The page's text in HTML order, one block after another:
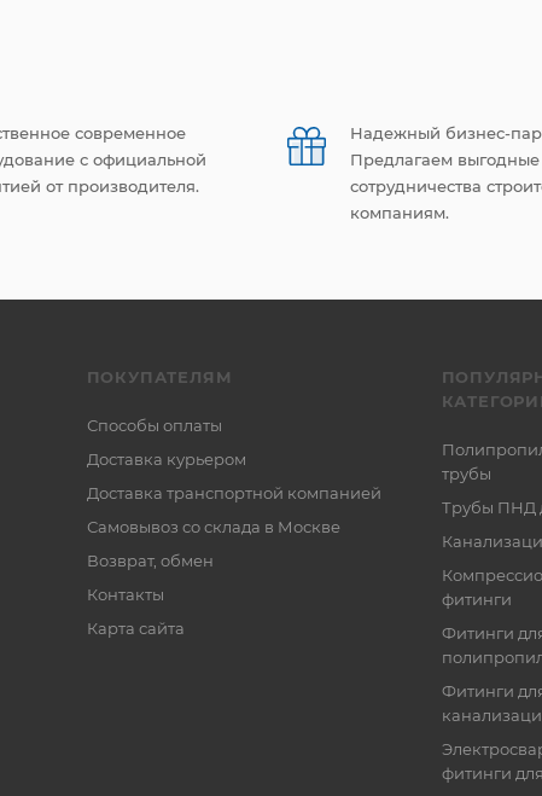
современное
с официальной
от производителя.
Надежный бизнес-
Предлагаем выгодные
сотрудничества
компаниям.
ПОКУПАТЕЛЯМ
Способы оплаты
Доставка курьером
Доставка транспортной компанией
Самовывоз со склада в Москве
Возврат, обмен
Контакты
Карта сайта
трубы
Трубы ПНД
фитинги
Фитинги
Фитинги
фитинги